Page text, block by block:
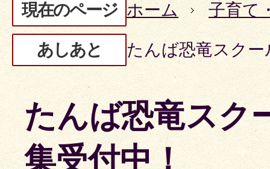
現在のページ ホーム 子育て
あしあと たんば恐竜スク
たんば恐竜スク
集受付中！